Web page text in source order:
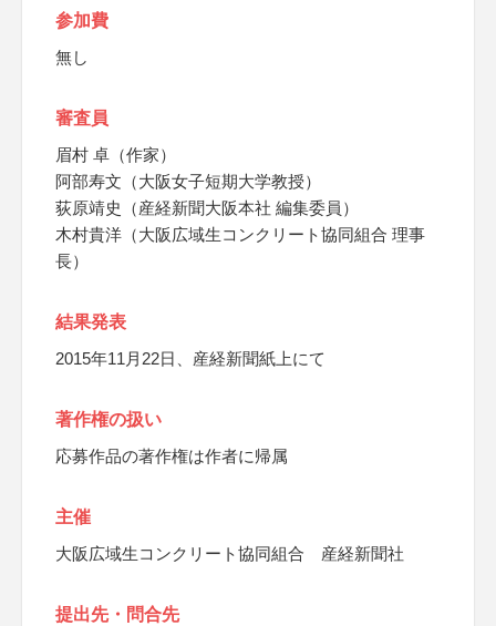
参加費
無し
審査員
眉村 卓（作家）
阿部寿文（大阪女子短期大学教授）
荻原靖史（産経新聞大阪本社 編集委員）
木村貴洋（大阪広域生コンクリート協同組合 理事
長）
結果発表
2015年11月22日、産経新聞紙上にて
著作権の扱い
応募作品の著作権は作者に帰属
主催
大阪広域生コンクリート協同組合 産経新聞社
提出先・問合先